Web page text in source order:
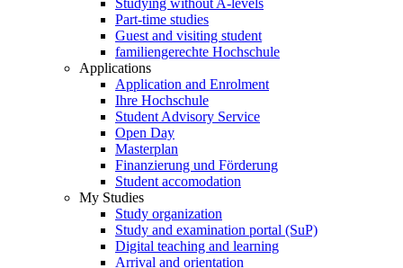
Studying without A-levels
Part-time studies
Guest and visiting student
familiengerechte Hochschule
Applications
Application and Enrolment
Ihre Hochschule
Student Advisory Service
Open Day
Masterplan
Finanzierung und Förderung
Student accomodation
My Studies
Study organization
Study and examination portal (SuP)
Digital teaching and learning
Arrival and orientation